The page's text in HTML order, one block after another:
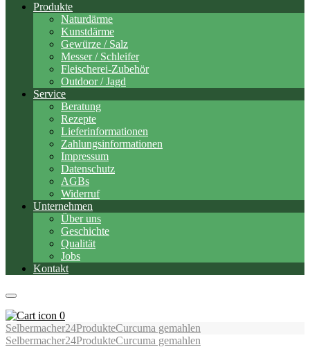
Produkte
Naturdärme
Kunstdärme
Gewürze / Salz
Messer / Schleifer
Fleischerei-Zubehör
Outdoor / Jagd
Service
Beratung
Rezepte
Lieferinformationen
Zahlungsinformationen
Impressum
Datenschutz
AGBs
Widerruf
Unternehmen
Über uns
Geschichte
Qualität
Jobs
Kontakt
0
Selbermacher24ProdukteCurcuma gemahlen
Selbermacher24ProdukteCurcuma gemahlen